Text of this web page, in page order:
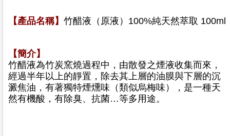
【產品名稱】 竹醋液（原液）100%純天然萃取 100ml
【簡介】
竹醋液為竹炭窯燒過程中，由散發之煙液收集而來，
經過半年以上的靜置，除去其上層的油膜與下層的沉
澱焦油， 有著獨特煙燻味（類似烏梅味），是一種天
然有機酸，有除臭、抗菌…等多用途。